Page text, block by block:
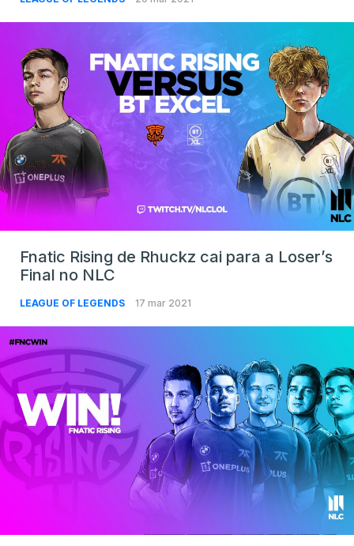
Fnatic Rising de Rhuckz cai para a Loser’s
Final no NLC
LEAGUE OF LEGENDS 17 mar 2021